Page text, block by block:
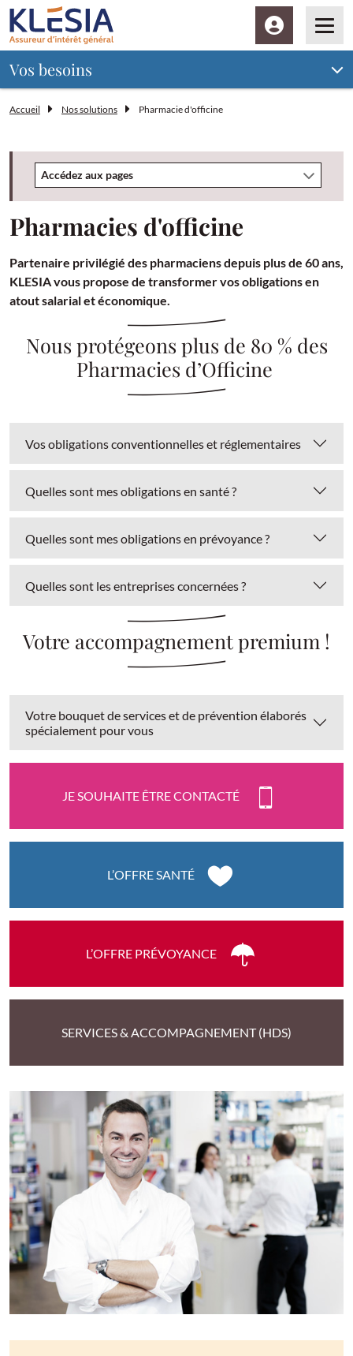
Espace client
Vos besoins
Accueil Nos solutions Pharmacie d'officine
Accédez aux pages
Pharmacies d'officine
Partenaire privilégié des pharmaciens depuis plus de 60 ans,
KLESIA vous propose de transformer vos obligations en
atout salarial et économique.
Nous protégeons plus de 80 % des
Pharmacies d’Officine
Vos obligations conventionnelles et réglementaires
Quelles sont mes obligations en santé ?
Quelles sont mes obligations en prévoyance ?
Quelles sont les entreprises concernées ?
Votre accompagnement premium !
Votre bouquet de services et de prévention élaborés
spécialement pour vous
JE SOUHAITE ÊTRE CONTACTÉ
L’OFFRE SANTÉ
L’OFFRE PRÉVOYANCE
SERVICES & ACCOMPAGNEMENT (HDS)